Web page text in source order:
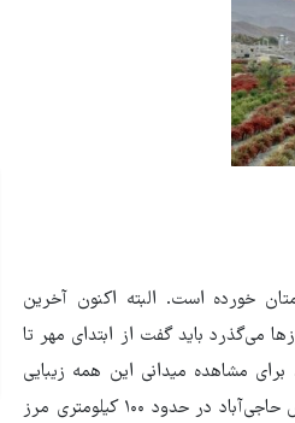
خورده است. البته اکنون آخرین
می‌گذرد باید گفت از ابتدای مهر تا
مشاهده میدانی این همه زیبایی
راهی خطه خراسان جنوبی می‌شوم. مسیر ما از قاین به سمت اسفدن در شرق و سپس حاجی‌آباد در حدود ۱۰۰ کیلومتری مرز